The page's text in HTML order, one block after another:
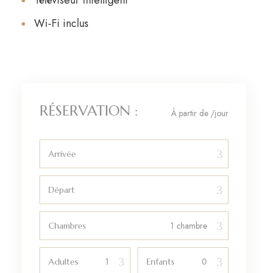
Wi-Fi inclus
RÉSERVATION : À partir de /jour
Arrivée
Départ
Chambres
Adultes Enfants